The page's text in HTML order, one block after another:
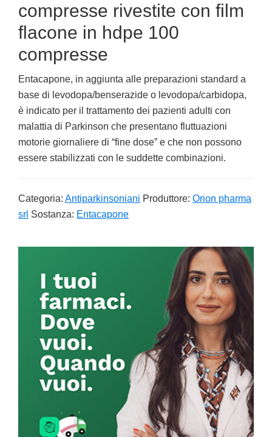
compresse rivestite con film
flacone in hdpe 100
compresse
Entacapone, in aggiunta alle preparazioni standard a
base di levodopa/benserazide o levodopa/carbidopa,
è indicato per il trattamento dei pazienti adulti con
malattia di Parkinson che presentano fluttuazioni
motorie giornaliere di “fine dose” e che non possono
essere stabilizzati con le suddette combinazioni.
Categoria: Antiparkinsoniani Produttore: Orion pharma
srl Sostanza: Entacapone
Sidebar